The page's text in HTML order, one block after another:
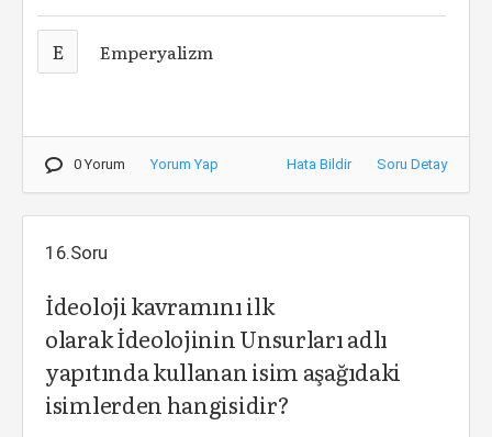
E Emperyalizm
0 Yorum Yorum Yap Hata Bildir Soru Detay
16.Soru
İdeoloji kavramını ilk
olarak İdeolojinin Unsurları adlı
yapıtında kullanan isim aşağıdaki
isimlerden hangisidir?